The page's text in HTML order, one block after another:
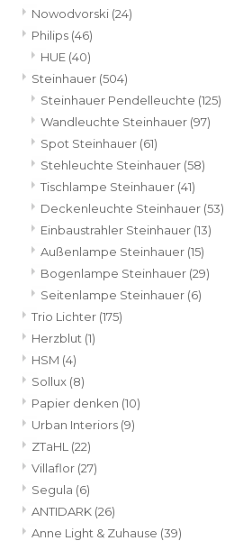
Nowodvorski (24)
Philips (46)
HUE (40)
Steinhauer (504)
Steinhauer Pendelleuchte (125)
Wandleuchte Steinhauer (97)
Spot Steinhauer (61)
Stehleuchte Steinhauer (58)
Tischlampe Steinhauer (41)
Deckenleuchte Steinhauer (53)
Einbaustrahler Steinhauer (13)
Außenlampe Steinhauer (15)
Bogenlampe Steinhauer (29)
Seitenlampe Steinhauer (6)
Trio Lichter (175)
Herzblut (1)
HSM (4)
Sollux (8)
Papier denken (10)
Urban Interiors (9)
ZTaHL (22)
Villaflor (27)
Segula (6)
ANTIDARK (26)
Anne Light & Zuhause (39)